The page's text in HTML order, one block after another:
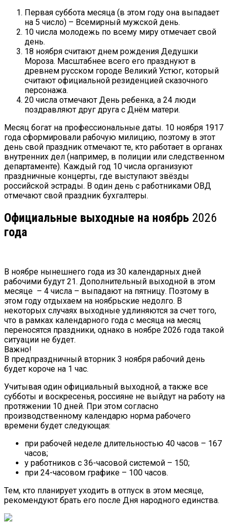
Первая суббота месяца (в этом году она выпадает
на 5 число) – Всемирный мужской день.
10 числа молодежь по всему миру отмечает свой
день.
18 ноября считают днем рождения Дедушки
Мороза. Масштабнее всего его празднуют в
древнем русском городе Великий Устюг, который
считают официальной резиденцией сказочного
персонажа.
20 числа отмечают День ребенка, а 24 люди
поздравляют друг друга с Днём матери.
Месяц богат на профессиональные даты. 10 ноября 1917
года сформировали рабочую милицию, поэтому в этот
день свой праздник отмечают те, кто работает в органах
внутренних дел (например, в полиции или следственном
департаменте). Каждый год 10 числа организуют
праздничные концерты, где выступают звёзды
российской эстрады. В один день с работниками ОВД
отмечают свой праздник бухгалтеры.
Официальные выходные на ноябрь 2026
года
В ноябре нынешнего года из 30 календарных дней
рабочими будут 21. Дополнительный выходной в этом
месяце – 4 числа – выпадают на пятницу. Поэтому в
этом году отдыхаем на ноябрьские недолго. В
некоторых случаях выходные удлиняются за счет того,
что в рамках календарного года с месяца на месяц
переносятся праздники, однако в ноябре 2026 года такой
ситуации не будет.
Важно!
В предпраздничный вторник 3 ноября рабочий день
будет короче на 1 час.
Учитывая один официальный выходной, а также все
субботы и воскресенья, россияне не выйдут на работу на
протяжении 10 дней. При этом согласно
производственному календарю норма рабочего
времени будет следующая:
при рабочей неделе длительностью 40 часов – 167
часов;
у работников с 36-часовой системой – 150;
при 24-часовом графике – 100 часов.
Тем, кто планирует уходить в отпуск в этом месяце,
рекомендуют брать его после Дня народного единства.